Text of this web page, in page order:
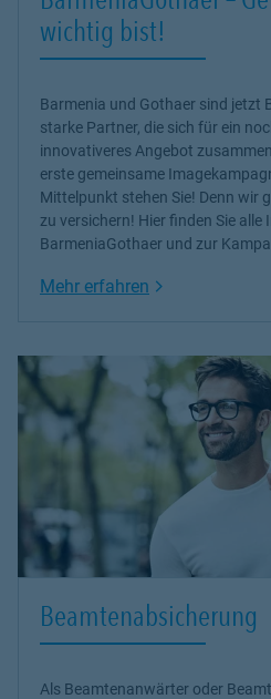
wichtig bist!
Barmenia und Gothaer sind jetzt
starke Partner, die sich für ein
innovativeres Angebot
erste gemeinsame
Mittelpunkt stehen Sie! Denn wir
zu versichern! Hier finden Sie alle
BarmeniaGothaer und zur
Mehr erfahren Link Opens in
Beamtenabsicherung
Als Beamtenanwärter oder